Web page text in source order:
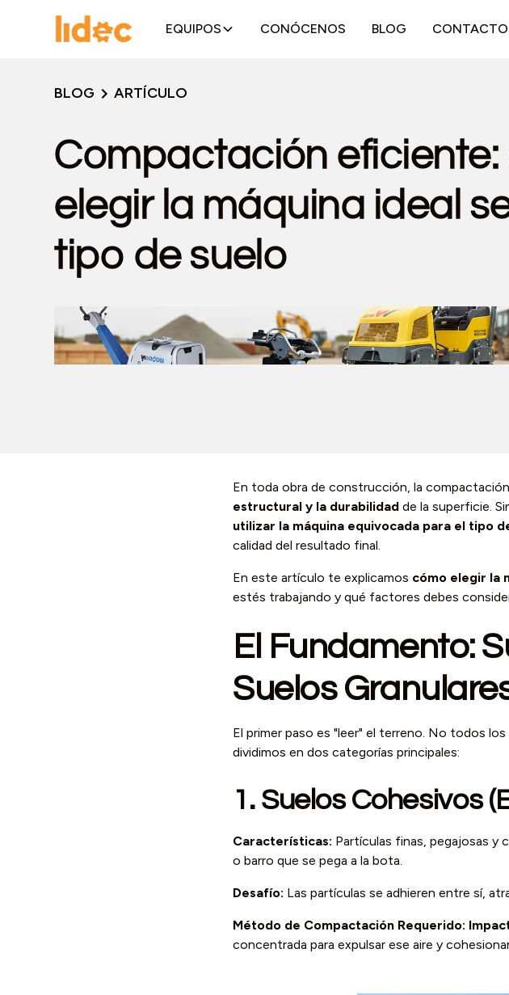
EQUIPOS CONÓCENOS BLOG CONTACTO
BLOG ARTÍCULO
Compactación
elegir la máquina ideal
tipo de suelo
En toda obra de construcción, la
estructural y la durabilidad de la superficie.
utilizar la máquina equivocada para el tipo
calidad del resultado final.
En este artículo te explicamos cómo elegir la
estés trabajando y qué factores debes
El Fundamento:
Suelos
El primer paso es "leer" el terreno. No todos
dividimos en dos categorías principales:
1. Suelos Cohesivos
Características: Partículas finas, pegajosas y
o barro que se pega a la bota.
Desafío: Las partículas se adhieren entre sí,
Método de Compactación Requerido:
concentrada para expulsar ese aire y